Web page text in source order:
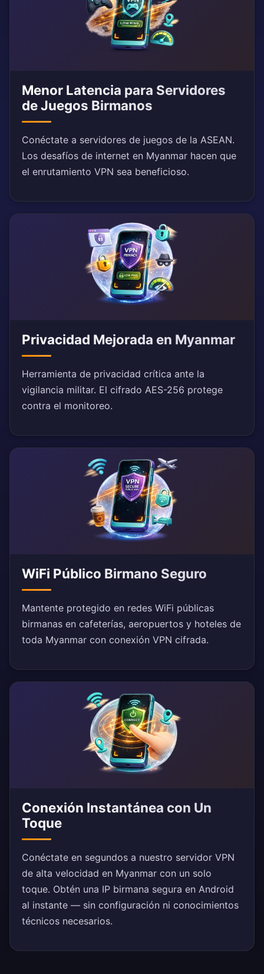
Menor Latencia para Servidores
de Juegos Birmanos
Conéctate a servidores de juegos de la ASEAN.
Los desafíos de internet en Myanmar hacen que
el enrutamiento VPN sea beneficioso.
Privacidad Mejorada en Myanmar
Herramienta de privacidad crítica ante la
vigilancia militar. El cifrado AES-256 protege
contra el monitoreo.
WiFi Público Birmano Seguro
Mantente protegido en redes WiFi públicas
birmanas en cafeterías, aeropuertos y hoteles de
toda Myanmar con conexión VPN cifrada.
Conexión Instantánea con Un
Toque
Conéctate en segundos a nuestro servidor VPN
de alta velocidad en Myanmar con un solo
toque. Obtén una IP birmana segura en Android
al instante — sin configuración ni conocimientos
técnicos necesarios.